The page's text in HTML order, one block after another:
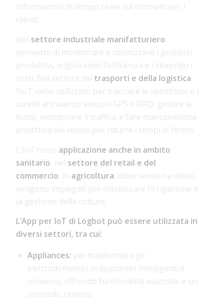
informazioni in tempo reale sui consumi per i
clienti.
Nel settore industriale manifatturiero
permette di monitorare e ottimizzare i processi
produttivi, migliorando l’efficienza e riducendo i
costi. Nel settore dei trasporti e della logistica
l’IoT viene utilizzato per tracciare le spedizioni e i
carichi attraverso sensori GPS e RFID ; gestire le
flotte; monitorare il traffico e fare manutenzione
predittiva dei veicoli per ridurre i tempi di fermo.
L’IoT trova applicazione anche in ambito
sanitario , nel settore del retail e del
commercio , in agricoltura , dove sensori e droni
vengono impiegati per ottimizzare l’irrigazione e
la gestione delle colture.
L’App per IoT di Logbot può essere utilizzata in
diversi settori, tra cui:
Appliances: per trasformare gli
elettrodomestici in dispositivi intelligenti e
connessi, offrendo funzionalità avanzate e un
controllo remoto.